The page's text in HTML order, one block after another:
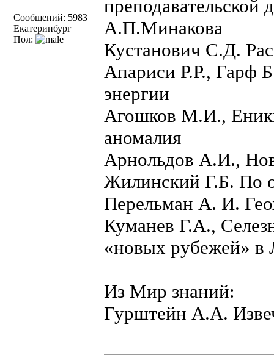
Сообщений: 5983
Екатеринбург
Пол:
преподавательской
А.П.Минакова
Кустанович С.Д.
Апариси Р.Р., Гарф
энергии
Агошков М.И.,
аномалия
Арнольдов А.И.,
Жилинский Г.Б. По
Перельман А. И.
Куманев Г.А.,
«новых рубежей» в
Из Мир знаний:
Гурштейн А.А.